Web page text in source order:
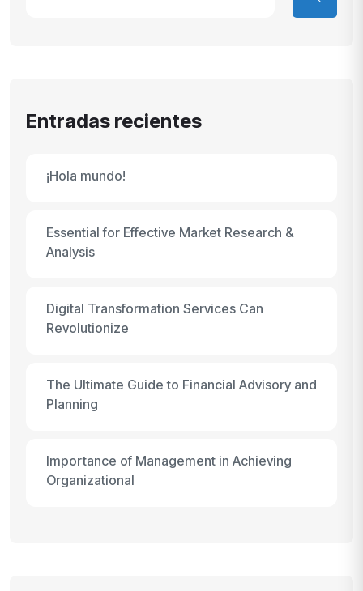
Entradas recientes
¡Hola mundo!
Essential for Effective Market Research &
Analysis
Digital Transformation Services Can
Revolutionize
The Ultimate Guide to Financial Advisory and
Planning
Importance of Management in Achieving
Organizational